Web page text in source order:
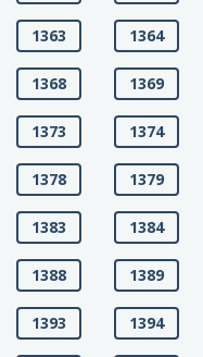
1363 1364
1368 1369
1373 1374
1378 1379
1383 1384
1388 1389
1393 1394